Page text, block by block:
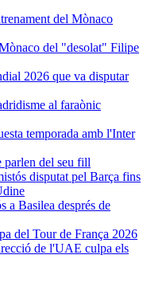
del "desolat" Filipe
al faraònic
parlen del seu fill
a Basilea després de
de l'UAE culpa els